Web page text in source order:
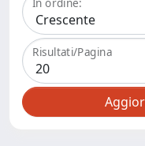
In ordine:
Risultati/Pagina